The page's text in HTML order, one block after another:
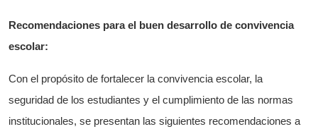
Recomendaciones para el buen desarrollo de convivencia
escolar:
Con el propósito de fortalecer la convivencia escolar, la
seguridad de los estudiantes y el cumplimiento de las normas
institucionales, se presentan las siguientes recomendaciones a